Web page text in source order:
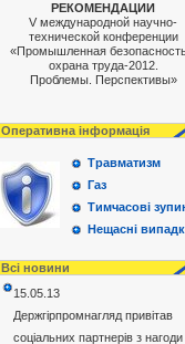
РЕКОМЕНДАЦИИ
V международной научно-
технической конференции
«Промышленная
охрана труда-2012.
Проблемы. Перспективы»
Оперативна інформація
Травматизм
Газ
Тимчасові
Нещасні
Всі новини
15.05.13
Держгірпромнагляд привітав
соціальних партнерів з